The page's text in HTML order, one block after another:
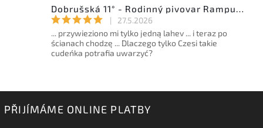
Dobrušská 11° - Rodinný pivovar Rampušák - 15l sud
|
27.5.2026
... przywieziono mi tylko jedną lahev ... i teraz po
ścianach chodzę ... Dlaczego tylko Czesi takie
cudeńka potrafia uwarzyć?
PŘIJÍMÁME ONLINE PLATBY